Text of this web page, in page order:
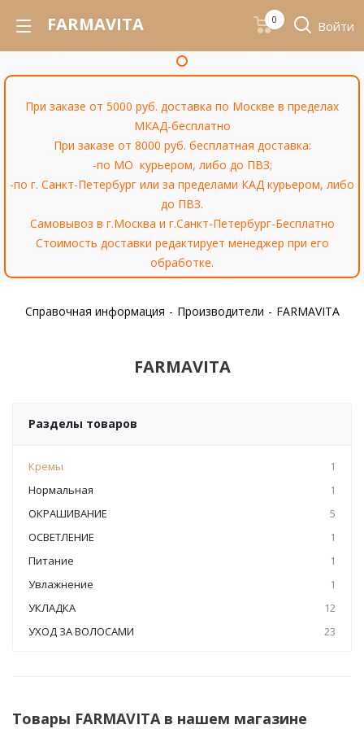
FARMAVITA 0 Войти
При заказе от 5000 руб. доставка по Москве в пределах
МКАД-бесплатно
При заказе от 8000 руб. бесплатная доставка:
-по МО курьером, либо до ПВЗ;
-по г. Санкт-Петербург или за пределами КАД курьером, либо
до ПВЗ.
Самовывоз в г.Москва и г.Санкт-Петербург-Бесплатно
Стоимость доставки редактирует менеджер при его
обработке.
Справочная информация - Производители - FARMAVITA
FARMAVITA
Разделы товаров
Кремы
1
Нормальная
1
ОКРАШИВАНИЕ
5
ОСВЕТЛЕНИЕ
1
Питание
1
Увлажнение
1
УКЛАДКА
12
УХОД ЗА ВОЛОСАМИ
23
Товары FARMAVITA в нашем магазине